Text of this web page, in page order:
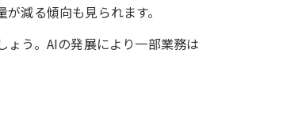
減る傾向も見られます。
う。AIの発展により一部業務は